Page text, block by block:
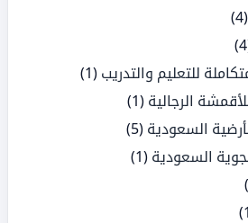
(4)
للتعليم والتدريب (1)
الرجالية (1)
السعودية (5)
السعودية (1)